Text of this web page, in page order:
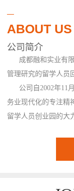
ABOUT US
公司简介
成都融和实业有限
管理研究的留学人
公司自2002年11月
务业现代化的专注精
留学人员创业园的大